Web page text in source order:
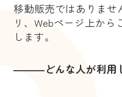
移動販売ではありま
リ、Webページ上か
します。
―――どんな人が利用